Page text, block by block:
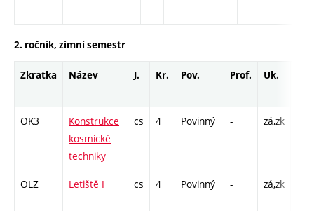
2. ročník, zimní semestr
Zkratka Název J. Kr. Pov. Prof. Uk.
OK3
Konstrukce
kosmické
techniky
cs 4 Povinný - zá,zk
OLZ Letiště I cs 4 Povinný - zá,zk